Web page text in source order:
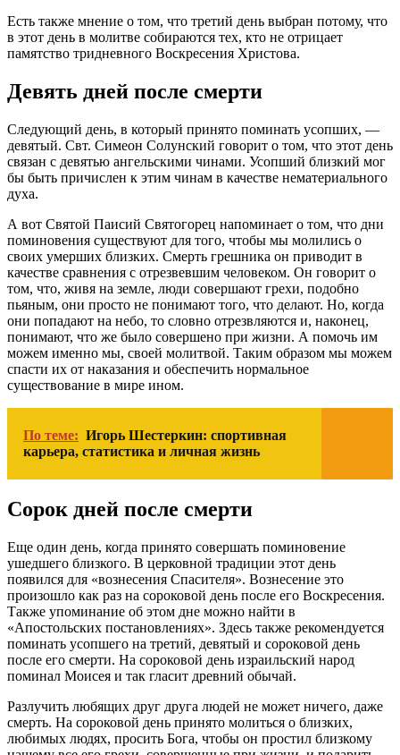
Есть также мнение о том, что третий день выбран потому, что
в этот день в молитве собираются тех, кто не отрицает
памятство тридневного Воскресения Христова.
Девять дней после смерти
Следующий день, в который принято поминать усопших, —
девятый. Свт. Симеон Солунский говорит о том, что этот день
связан с девятью ангельскими чинами. Усопший близкий мог
бы быть причислен к этим чинам в качестве нематериального
духа.
А вот Святой Паисий Святогорец напоминает о том, что дни
поминовения существуют для того, чтобы мы молились о
своих умерших близких. Смерть грешника он приводит в
качестве сравнения с отрезвевшим человеком. Он говорит о
том, что, живя на земле, люди совершают грехи, подобно
пьяным, они просто не понимают того, что делают. Но, когда
они попадают на небо, то словно отрезвляются и, наконец,
понимают, что же было совершено при жизни. А помочь им
можем именно мы, своей молитвой. Таким образом мы можем
спасти их от наказания и обеспечить нормальное
существование в мире ином.
По теме: Игорь Шестеркин: спортивная
карьера, статистика и личная жизнь
Сорок дней после смерти
Еще один день, когда принято совершать поминовение
ушедшего близкого. В церковной традиции этот день
появился для «вознесения Спасителя». Вознесение это
произошло как раз на сороковой день после его Воскресения.
Также упоминание об этом дне можно найти в
«Апостольских постановлениях». Здесь также рекомендуется
поминать усопшего на третий, девятый и сороковой день
после его смерти. На сороковой день израильский народ
поминал Моисея и так гласит древний обычай.
Разлучить любящих друг друга людей не может ничего, даже
смерть. На сороковой день принято молиться о близких,
любимых людях, просить Бога, чтобы он простил близкому